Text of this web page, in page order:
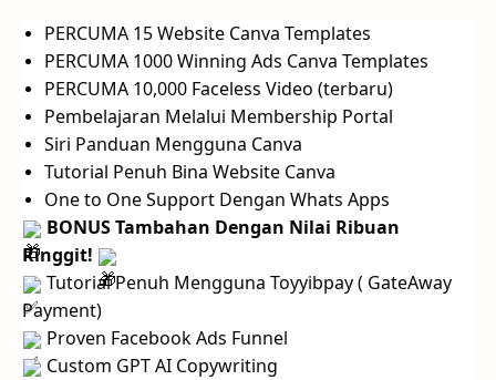
PERCUMA 15 Website Canva Templates
PERCUMA 1000 Winning Ads Canva Templates
PERCUMA 10,000 Faceless Video (terbaru)
Pembelajaran Melalui Membership Portal
Siri Panduan Mengguna Canva
Tutorial Penuh Bina Website Canva
One to One Support Dengan Whats Apps
BONUS Tambahan Dengan Nilai Ribuan
Ringgit!
Tutorial Penuh Mengguna Toyyibpay ( GateAway
Payment)
Proven Facebook Ads Funnel
Custom GPT AI Copywriting